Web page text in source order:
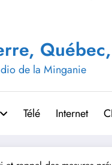
de la Minganie
Télé Internet